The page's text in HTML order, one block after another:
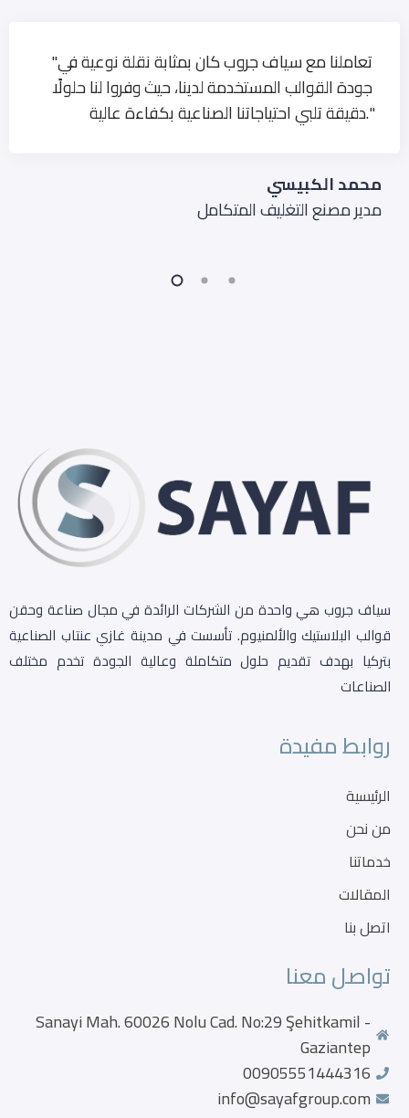
"تعاملنا مع سياف جروب كان بمثابة نقلة نوعية في
جودة القوالب المستخدمة لدينا، حيث وفروا لنا حلولًا
دقيقة تلبي احتياجاتنا الصناعية بكفاءة عالية."
محمد الكبيسي
مدير مصنع التغليف المتكامل
سياف جروب هي واحدة من الشركات الرائدة في مجال صناعة وحقن
قوالب البلاستيك والألمنيوم. تأسست في مدينة غازي عنتاب الصناعية
بتركيا بهدف تقديم حلول متكاملة وعالية الجودة تخدم مختلف
الصناعات
روابط مفيدة
الرئيسية
من نحن
خدماتنا
المقالات
اتصل بنا
تواصل معنا
Sanayi Mah. 60026 Nolu Cad. No:29 Şehitkamil -
Gaziantep
00905551444316
info@sayafgroup.com